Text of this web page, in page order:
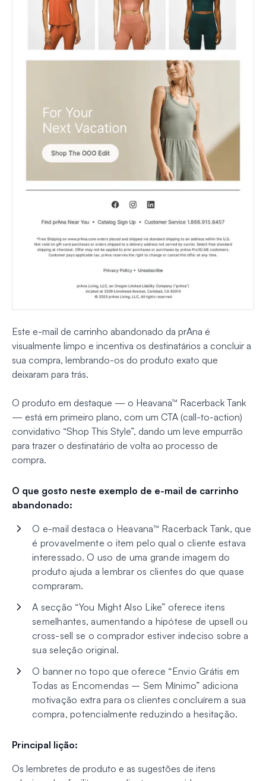
Este e-mail de carrinho abandonado da prAna é
visualmente limpo e incentiva os destinatários a concluir a
sua compra, lembrando-os do produto exato que
deixaram para trás.
O produto em destaque — o Heavana™ Racerback Tank
— está em primeiro plano, com um CTA (call-to-action)
convidativo “Shop This Style”, dando um leve empurrão
para trazer o destinatário de volta ao processo de
compra.
O que gosto neste exemplo de e-mail de carrinho
abandonado:
O e-mail destaca o Heavana™ Racerback Tank, que
é provavelmente o item pelo qual o cliente estava
interessado. O uso de uma grande imagem do
produto ajuda a lembrar os clientes do que quase
compraram.
A secção “You Might Also Like” oferece itens
semelhantes, aumentando a hipótese de upsell ou
cross-sell se o comprador estiver indeciso sobre a
sua seleção original.
O banner no topo que oferece “Envio Grátis em
Todas as Encomendas – Sem Mínimo” adiciona
motivação extra para os clientes concluírem a sua
compra, potencialmente reduzindo a hesitação.
Principal lição:
Os lembretes de produto e as sugestões de itens